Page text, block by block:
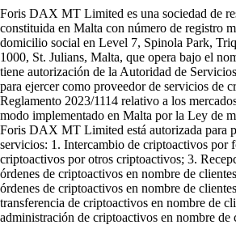
Foris DAX MT Limited es una sociedad de
constituida en Malta con número de registro
domicilio social en Level 7, Spinola Park,
1000, St. Julians, Malta, que opera bajo el
tiene autorización de la Autoridad de
para ejercer como proveedor de servicios de
Reglamento 2023/1114 relativo a los
modo implementado en Malta por la Ley de
Foris DAX MT Limited está autorizada para
servicios: 1. Intercambio de criptoactivos por
criptoactivos por otros criptoactivos; 3.
órdenes de criptoactivos en nombre de
órdenes de criptoactivos en nombre de
transferencia de criptoactivos en nombre de
administración de criptoactivos en nombre de